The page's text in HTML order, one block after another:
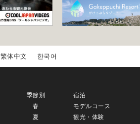
繁体中文 한국어
季節別
春
夏
宿泊
モデルコース
観光・体験